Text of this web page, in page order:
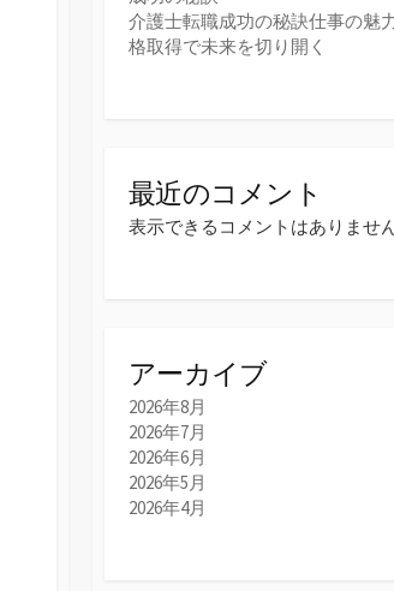
介護士転職成功の秘訣仕事の魅
格取得で未来を切り開く
最近のコメント
表示できるコメントはありません
アーカイブ
2026年8月
2026年7月
2026年6月
2026年5月
2026年4月